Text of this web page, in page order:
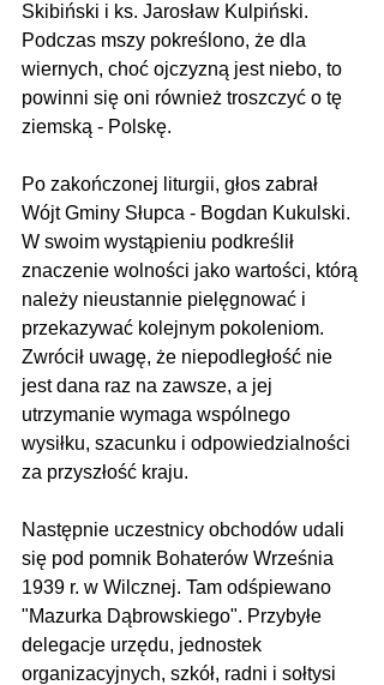
Skibiński i ks. Jarosław Kulpiński.
Podczas mszy pokreślono, że dla
wiernych, choć ojczyzną jest niebo, to
powinni się oni również troszczyć o tę
ziemską - Polskę.
Po zakończonej liturgii, głos zabrał
Wójt Gminy Słupca - Bogdan Kukulski.
W swoim wystąpieniu podkreślił
znaczenie wolności jako wartości, którą
należy nieustannie pielęgnować i
przekazywać kolejnym pokoleniom.
Zwrócił uwagę, że niepodległość nie
jest dana raz na zawsze, a jej
utrzymanie wymaga wspólnego
wysiłku, szacunku i odpowiedzialności
za przyszłość kraju.
Następnie uczestnicy obchodów udali
się pod pomnik Bohaterów Września
1939 r. w Wilcznej. Tam odśpiewano
"Mazurka Dąbrowskiego". Przybyłe
delegacje urzędu, jednostek
organizacyjnych, szkół, radni i sołtysi